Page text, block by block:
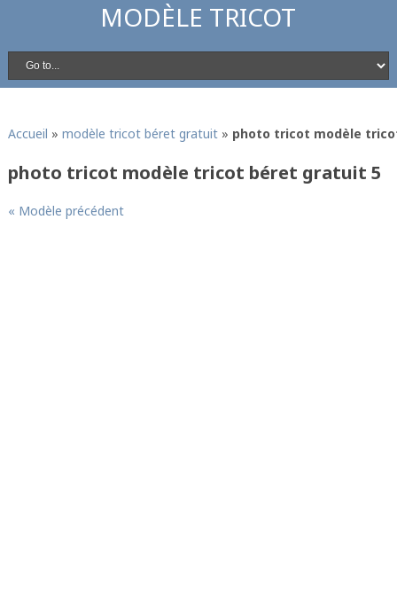
MODÈLE TRICOT
Accueil » modèle tricot béret gratuit» photo tricot modèle
photo tricot modèle tricot béret gratuit 5
« Modèle précédent